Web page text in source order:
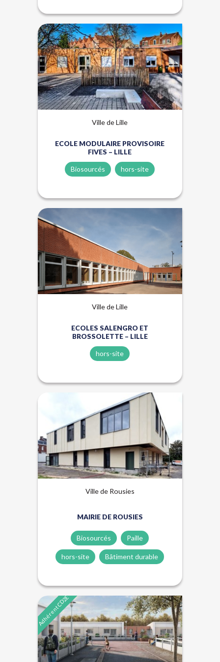
Biosourcés Hors-site
Ville de Lille
ECOLE MODULAIRE PROVISOIRE
FIVES – LILLE
Biosourcés hors-site
Ville de Lille
ECOLES SALENGRO ET
BROSSOLETTE – LILLE
hors-site
Biosourcés Hors-site
Ville de Rousies
MAIRIE DE ROUSIES
Biosourcés Paille
hors-site Bâtiment durable
Biosourcés Hors-site
Adhérent CD2E